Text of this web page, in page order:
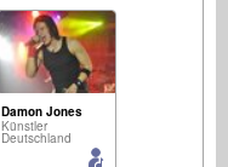
Damon Jones
Künstler
Deutschland